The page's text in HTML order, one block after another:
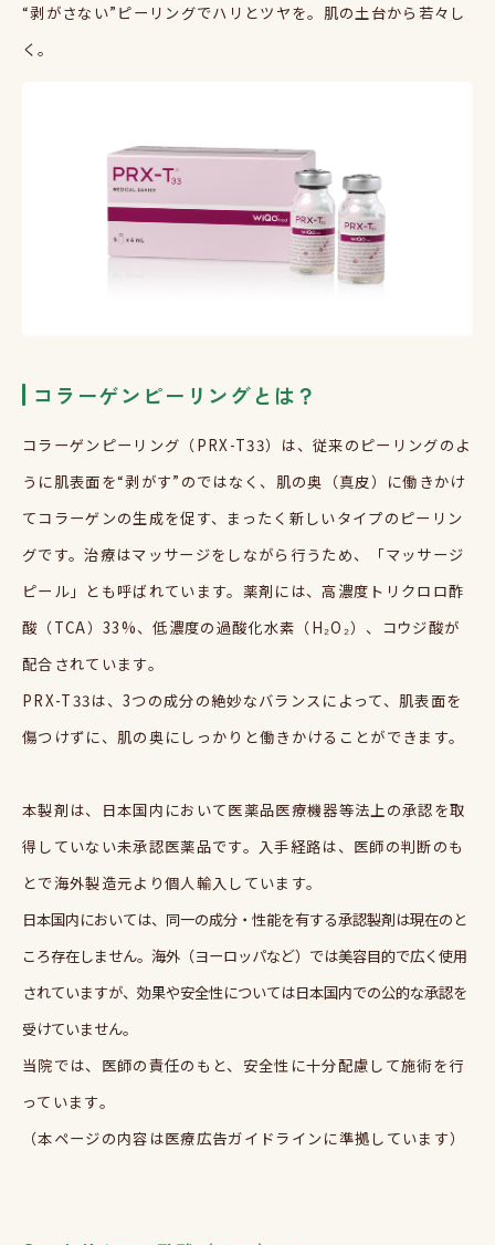
“剥がさない”ピーリングでハリとツヤを。肌の土台から若々し
く。
コラーゲンピーリングとは？
コラーゲンピーリング（PRX-T33）は、従来のピーリングのよ
うに肌表面を“剥がす” のではなく、肌の奥（真皮）に働きかけ
てコラーゲンの生成を促す、まったく新しいタイプのピーリン
グです。治療はマッサージをしながら行うため、「マッサージ
ピール」とも呼ばれています。薬剤には、高濃度トリクロロ酢
酸（TCA）33%、低濃度の過酸化水素（H₂O₂）、コウジ酸が
配合されています。
PRX-T33は、3つの成分の絶妙なバランスによって、肌表面を
傷つけずに、肌の奥にしっかりと働きかけることができます。
本製剤は、日本国内において医薬品医療機器等法上の承認を取
得していない未承認医薬品です。入手経路は、医師の判断のも
とで海外製造元より個人輸入しています。
日本国内においては、同一の成分・性能を有する承認製剤は現在のと
ころ存在しません。海外（ヨーロッパなど）では美容目的で広く使用
されていますが、効果や安全性については日本国内での公的な承認を
受けていません。
当院では、医師の責任のもと、安全性に十分配慮して施術を行
っています。
（本ページの内容は医療広告ガイドラインに準拠しています）